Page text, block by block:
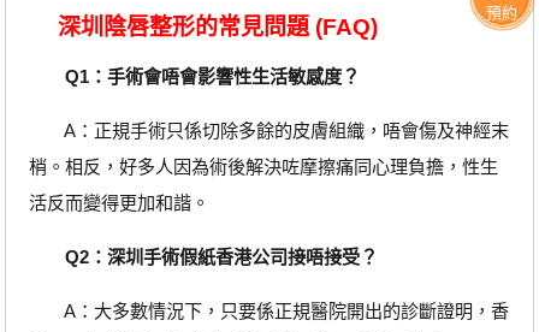
深圳陰唇整形的常見問題 (FAQ)
Q1：手術會唔會影響性生活敏感度？
A：正規手術只係切除多餘的皮膚組織，唔會傷及神經末
梢。相反，好多人因為術後解決咗摩擦痛同心理負擔，性生
活反而變得更加和諧。
Q2：深圳手術假紙香港公司接唔接受？
A：大多數情況下，只要係正規醫院開出的診斷證明，香
預約